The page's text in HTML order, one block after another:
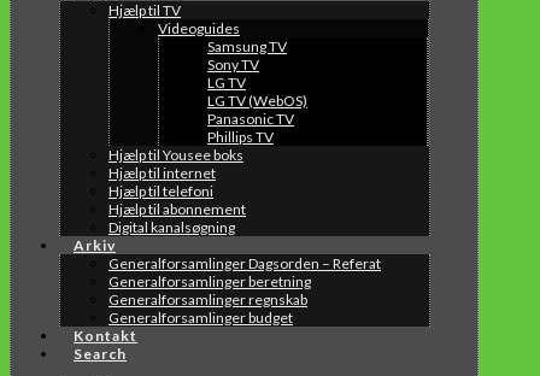
Hjælp til TV
Videoguides
Samsung TV
Sony TV
LG TV
LG TV (WebOS)
Panasonic TV
Phillips TV
Hjælp til Yousee boks
Hjælp til internet
Hjælp til telefoni
Hjælp til abonnement
Digital kanalsøgning
Arkiv
Generalforsamlinger Dagsorden – Referat
Generalforsamlinger beretning
Generalforsamlinger regnskab
Generalforsamlinger budget
Kontakt
Search